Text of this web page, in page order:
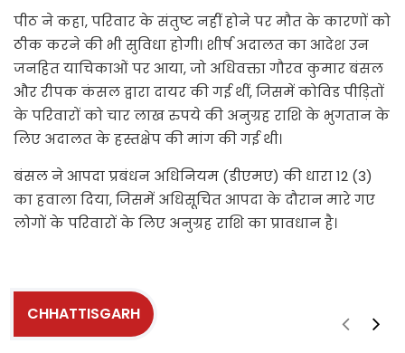
पीठ ने कहा, परिवार के संतुष्ट नहीं होने पर मौत के कारणों को
ठीक करने की भी सुविधा होगी। शीर्ष अदालत का आदेश उन
जनहित याचिकाओं पर आया, जो अधिवक्ता गौरव कुमार बंसल
और रीपक कंसल द्वारा दायर की गई थीं, जिसमें कोविड पीड़ितों
के परिवारों को चार लाख रुपये की अनुग्रह राशि के भुगतान के
लिए अदालत के हस्तक्षेप की मांग की गई थी।
बंसल ने आपदा प्रबंधन अधिनियम (डीएमए) की धारा 12 (3)
का हवाला दिया, जिसमें अधिसूचित आपदा के दौरान मारे गए
लोगों के परिवारों के लिए अनुग्रह राशि का प्रावधान है।
CHHATTISGARH